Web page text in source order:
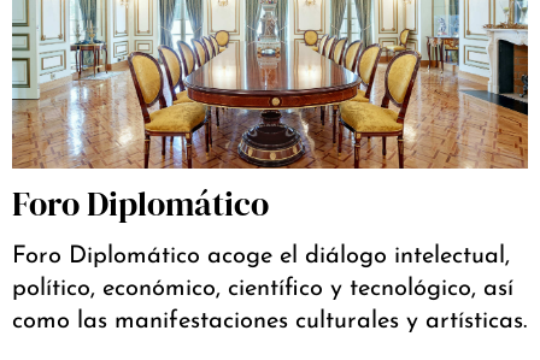
Foro Diplomático
Foro Diplomático acoge el diálogo intelectual,
político, económico, científico y tecnológico, así
como las manifestaciones culturales y artísticas.